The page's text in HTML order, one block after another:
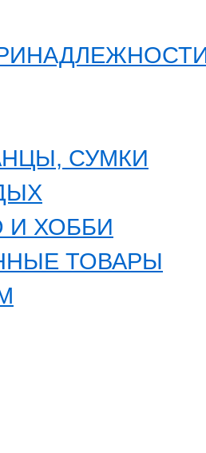
СУМКИ
И ХОББИ
ТОВАРЫ